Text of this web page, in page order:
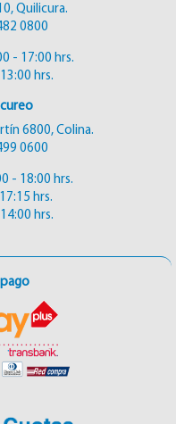
Quilicura.
0800
- 17:00 hrs.
hrs.
6800, Colina.
0600
- 18:00 hrs.
hrs.
hrs.